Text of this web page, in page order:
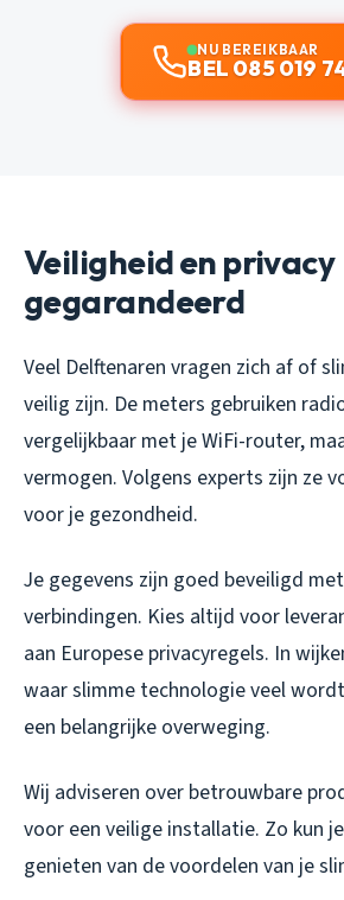
NU BEREIKBAAR
BEL 085 019
Veiligheid en privacy
gegarandeerd
Veel Delftenaren vragen zich af of
veilig zijn. De meters gebruiken
vergelijkbaar met je WiFi-router,
vermogen. Volgens experts zijn ze
voor je gezondheid.
Je gegevens zijn goed beveiligd
verbindingen. Kies altijd voor
aan Europese privacyregels. In
waar slimme technologie veel
een belangrijke overweging.
Wij adviseren over betrouwbare
voor een veilige installatie. Zo kun
genieten van de voordelen van je